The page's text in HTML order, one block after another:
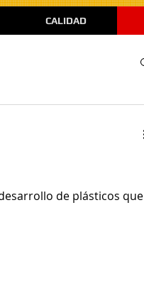
CALIDAD
de plásticos que